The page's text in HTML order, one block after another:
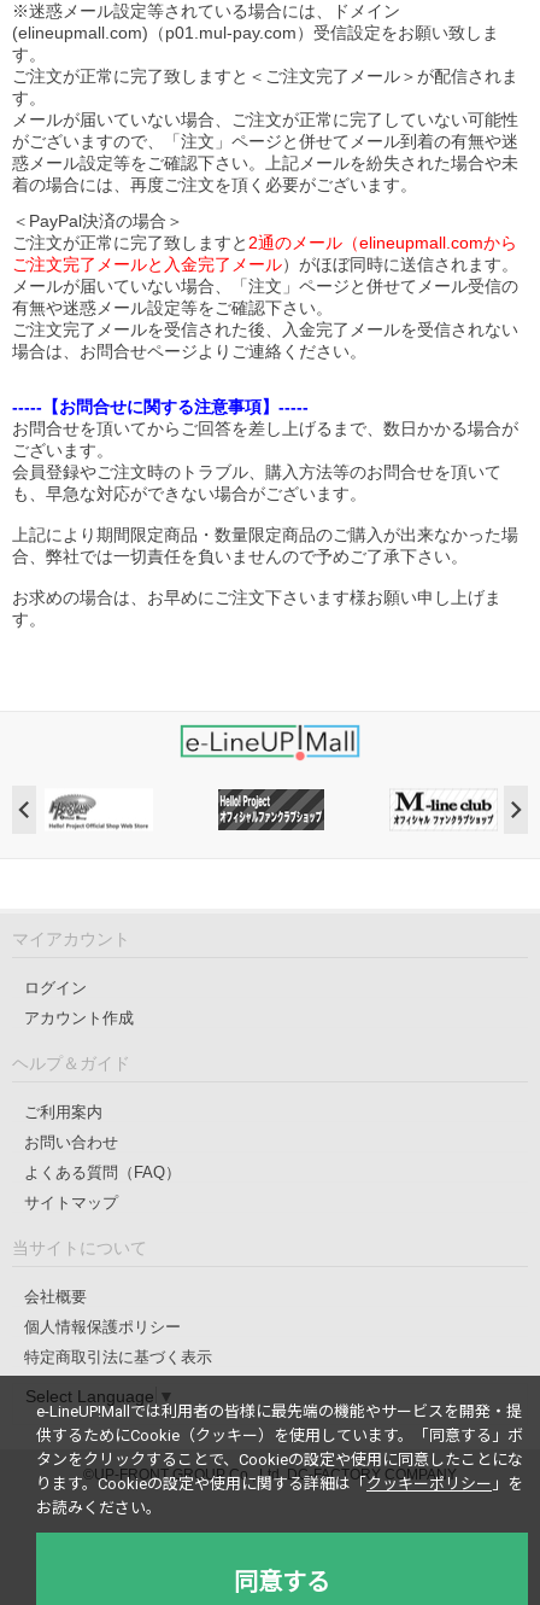
※迷惑メール設定等されている場合には、ドメイン
(elineupmall.com)（p01.mul-pay.com）受信設定をお願い致しま
す。
ご注文が正常に完了致しますと＜ご注文完了メール＞が配信されま
す。
メールが届いていない場合、ご注文が正常に完了していない可能性
がございますので、「注文」ページと併せてメール到着の有無や迷
惑メール設定等をご確認下さい。
上記メールを紛失された場合や未
着の場合には、再度ご注文を頂く必要がございます。
＜PayPal決済の場合＞
ご注文が正常に完了致しますと 2通のメール（elineupmall.comから
ご注文完了メールと入金完了メール）がほぼ同時に送信されます。
メールが届いていない場合、「注文」ページと併せてメール受信の
有無や迷惑メール設定等をご確認下さい。
ご注文完了メールを受信された後、入金完了メールを受信されない
場合は、お問合せページよりご連絡ください。
-----【お問合せに関する注意事項】-----
お問合せを頂いてからご回答を差し上げるまで、数日かかる場合が
ございます。
会員登録やご注文時のトラブル、購入方法等のお問合せを頂いて
も、早急な対応ができない場合がございます。
上記により期間限定商品・数量限定商品のご購入が出来なかった場
合、弊社では一切責任を負いませんので予めご了承下さい。
お求めの場合は、お早めにご注文下さいます様お願い申し上げま
す。
マイアカウント
ログイン
アカウント作成
ヘルプ＆ガイド
ご利用案内
お問い合わせ
よくある質問（FAQ）
サイトマップ
当サイトについて
会社概要
個人情報保護ポリシー
特定商取引法に基づく表示
Select Language ▼
©UP-FRONT GROUP Co., Ltd. DC-FACTORY COMPANY
e-LineUP!Mallでは利用者の皆様に最先端の機能やサービスを開発・提
供するためにCookie（クッキー）を使用しています。
「同意する」ボ
タンをクリックすることで、Cookieの設定や使用に同意したことにな
ります。Cookieの設定や使用に関する詳細は「 クッキーポリシー 」を
お読みください。
同意する